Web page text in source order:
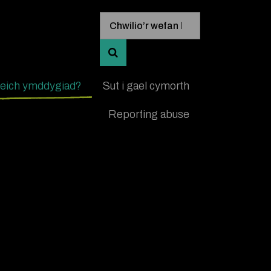
Mewngofnodi allweddeiriau
CHWILIO AM GANLYNIADAU A’U
ymddygiad? Sut i gael cymorth
Reporting abuse